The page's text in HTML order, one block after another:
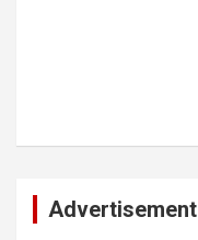
Advertisement